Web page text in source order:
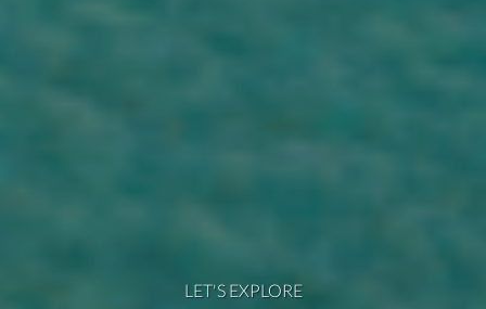
LET'S EXPLORE